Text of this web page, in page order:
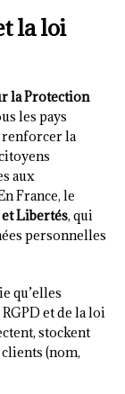
la loi
la Protection
les pays
renforcer la
aux
France, le
Libertés, qui
personnelles
qu’elles
et de la loi
stockent
(nom,